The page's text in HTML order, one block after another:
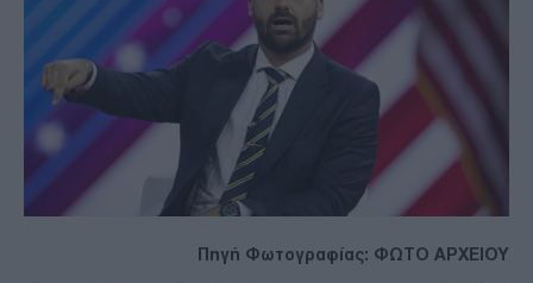
Πηγή Φωτογραφίας: ΦΩΤΟ ΑΡΧΕΙΟΥ